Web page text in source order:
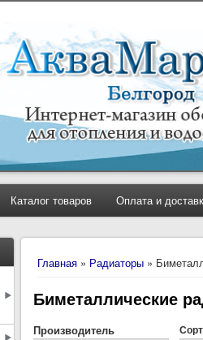
Каталог товаров Оплата и
Главная» Радиаторы»
Биметаллические
Производитель